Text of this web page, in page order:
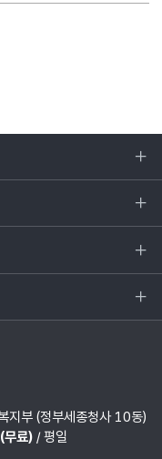
부 (정부세종청사 10동)
무료)/ 평일